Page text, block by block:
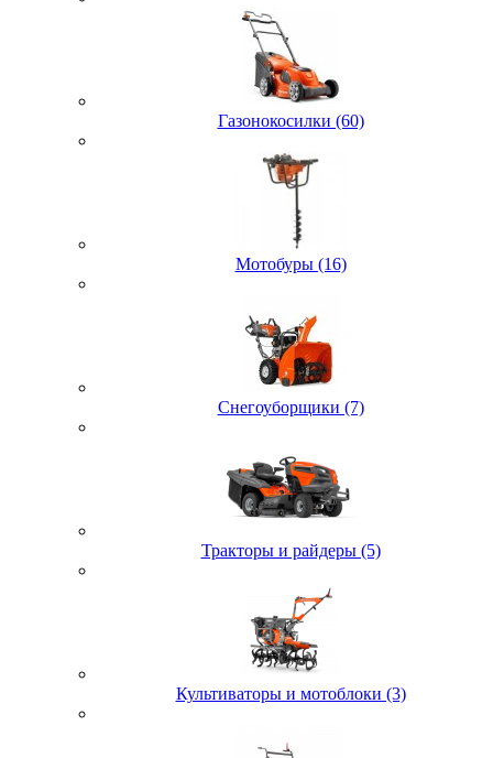
Газонокосилки (60)
Мотобуры (16)
Снегоуборщики (7)
Тракторы и райдеры (5)
Культиваторы и мотоблоки (3)